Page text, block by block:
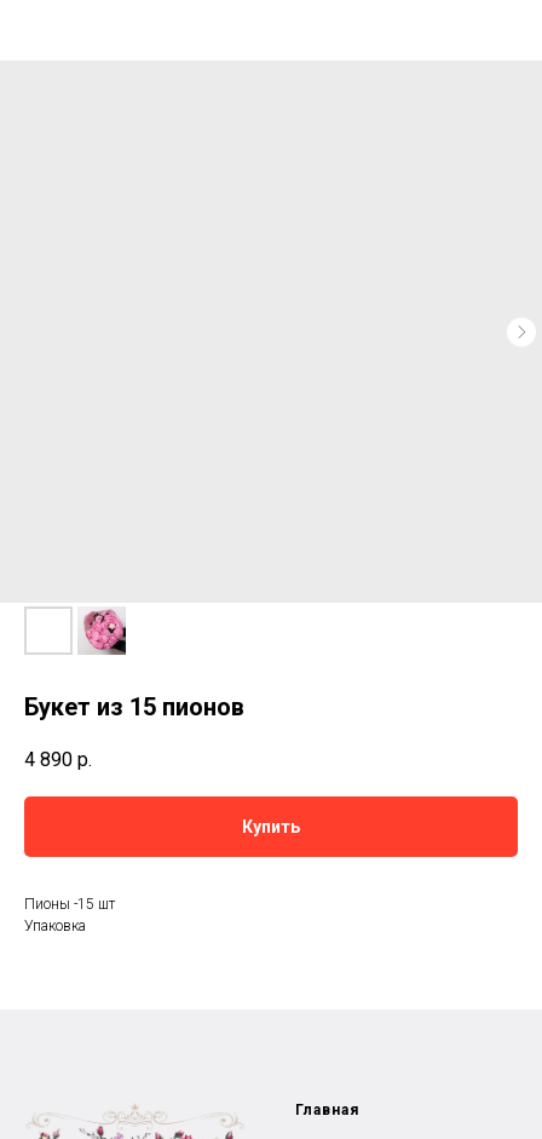
Букет из 15 пионов
4 890 р.
Купить
Пионы -15 шт
Упаковка
Главная